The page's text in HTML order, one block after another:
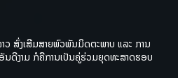
ວ ສົ່ງເສີມສາຍພົວພັນມິດຕະພາບ ແລະ ການ
ດີງາມ ກໍຄືການເປັນຄູ່ຮ່ວມຍຸດທະສາດຮອບ